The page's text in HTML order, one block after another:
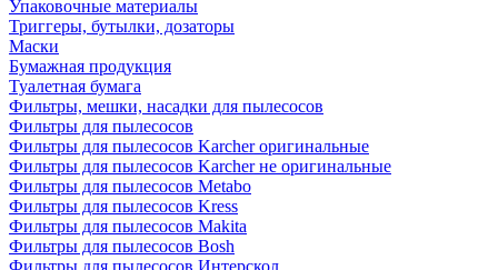
Упаковочные материалы
Триггеры, бутылки, дозаторы
Маски
Бумажная продукция
Туалетная бумага
Фильтры, мешки, насадки для пылесосов
Фильтры для пылесосов
Фильтры для пылесосов Karcher оригинальные
Фильтры для пылесосов Karcher не оригинальные
Фильтры для пылесосов Metabo
Фильтры для пылесосов Kress
Фильтры для пылесосов Makita
Фильтры для пылесосов Bosh
Фильтры для пылесосов Интерскол